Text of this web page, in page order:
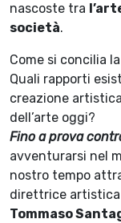
nascoste tra
società.
Come si concilia
Quali rapporti
creazione
dell’arte oggi?
Fino a prova
avventurarsi nel
nostro tempo
direttrice artistica
Tommaso